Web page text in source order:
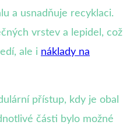
a usnadňuje recyklaci.
vrstev a lepidel, což
ale i náklady na
přístup, kdy je obal
části bylo možné